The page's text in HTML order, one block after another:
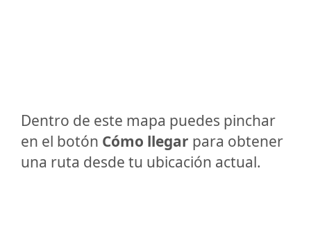
Dentro de este mapa puedes pinchar
en el botón Cómo llegar para obtener
una ruta desde tu ubicación actual.